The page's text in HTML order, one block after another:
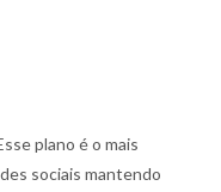
plano é o mais
sociais mantendo